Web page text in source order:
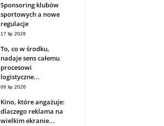
Sponsoring klubów
sportowych a nowe
regulacje
17 lip 2026
To, co w środku,
nadaje sens całemu
procesowi
logistyczne...
06 lip 2026
Kino, które angażuje:
dlaczego reklama na
wielkim ekranie...